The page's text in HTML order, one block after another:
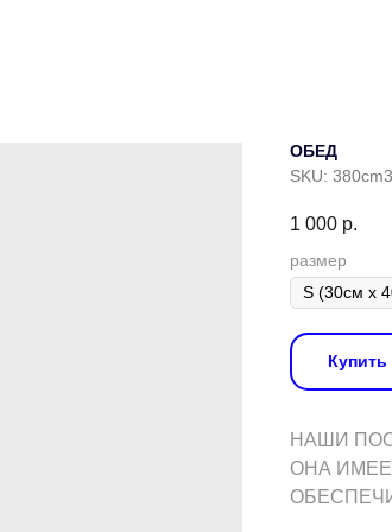
ОБЕД
SKU:
1 000 р.
размер
Купить
НАШИ
ОНА